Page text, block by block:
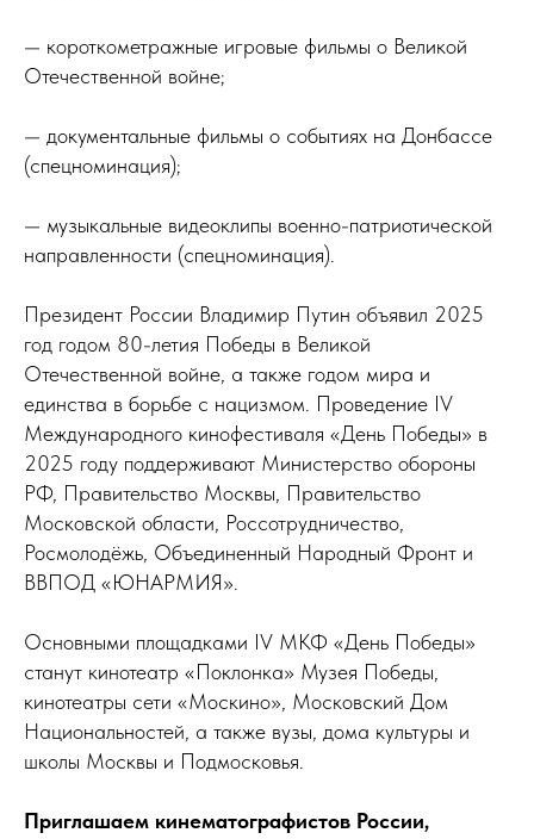
— короткометражные игровые фильмы о Великой
Отечественной войне;
— документальные фильмы о событиях на Донбассе
(спецноминация);
— музыкальные видеоклипы военно-патриотической
направленности (спецноминация).
Президент России Владимир Путин объявил 2025
год годом 80-летия Победы в Великой
Отечественной войне, а также годом мира и
единства в борьбе с нацизмом. Проведение IV
Международного кинофестиваля «День Победы» в
2025 году поддерживают Министерство обороны
РФ, Правительство Москвы, Правительство
Московской области, Россотрудничество,
Росмолодёжь, Объединенный Народный Фронт и
ВВПОД «ЮНАРМИЯ».
Основными площадками IV МКФ «День Победы»
станут кинотеатр «Поклонка» Музея Победы,
кинотеатры сети «Москино», Московский Дом
Национальностей, а также вузы, дома культуры и
школы Москвы и Подмосковья.
Приглашаем кинематографистов России,